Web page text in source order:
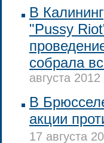
В
"Pussy
собрала
августа
В
акции
17 августа